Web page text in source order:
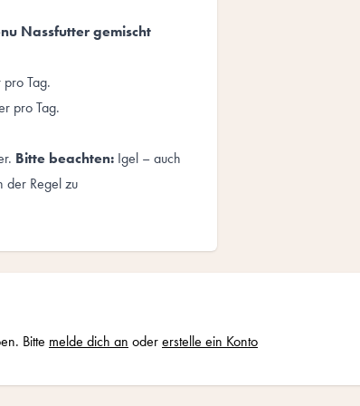
Nassfutter gemischt
Tag.
pro Tag.
Bitte beachten: Igel – auch
der Regel zu
Bitte melde dich an odererstelle ein Konto